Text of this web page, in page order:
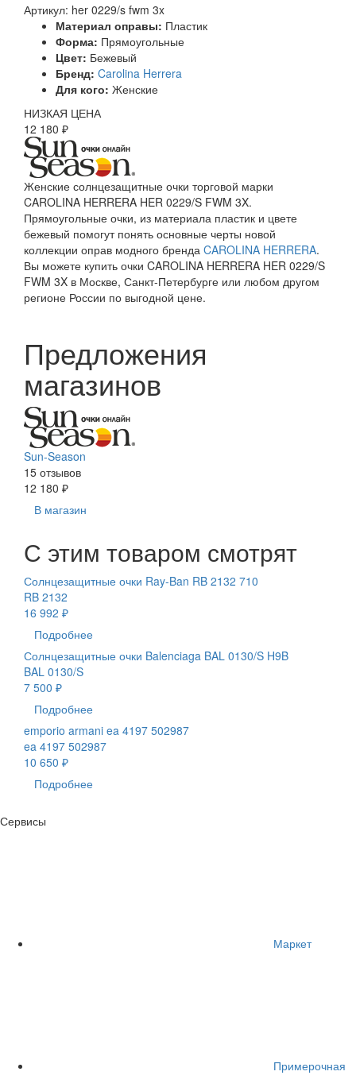
Артикул: her 0229/s fwm 3x
Материал оправы: Пластик
Форма: Прямоугольные
Цвет: Бежевый
Бренд: Carolina Herrera
Для кого: Женские
НИЗКАЯ ЦЕНА
12 180 ₽
Женские солнцезащитные очки торговой марки
CAROLINA HERRERA HER 0229/S FWM 3X.
Прямоугольные очки, из материала пластик и цвете
бежевый помогут понять основные черты новой
коллекции оправ модного бренда CAROLINA HERRERA.
Вы можете купить очки CAROLINA HERRERA HER 0229/S
FWM 3X в Москве, Санкт-Петербурге или любом другом
регионе России по выгодной цене.
Предложения
магазинов
Sun-Season
15 отзывов
12 180 ₽
В магазин
С этим товаром смотрят
Солнцезащитные очки Ray-Ban RB 2132 710
RB 2132
16 992 ₽
Подробнее
Солнцезащитные очки Balenciaga BAL 0130/S H9B
BAL 0130/S
7 500 ₽
Подробнее
emporio armani ea 4197 502987
ea 4197 502987
10 650 ₽
Подробнее
Сервисы
Маркет
Примерочная